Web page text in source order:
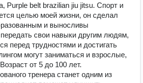
Purple belt brazilian jiu jitsu. Спорт и
целью моей жизни, он сделал
и выносливы
свои навыки другим людям,
перед трудностями и достигать
могут заниматься и взрослые,
от 5 до 100 лет.
тренера станет одним из